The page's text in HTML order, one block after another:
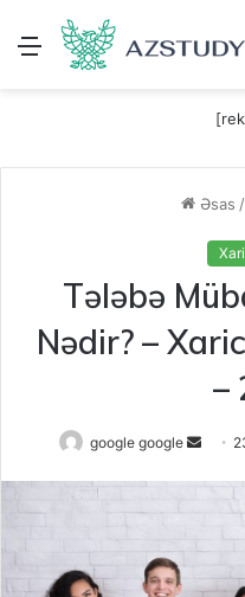
Menu
Əsas /
Tələbə
Nədir? –
–
google google
Send
email